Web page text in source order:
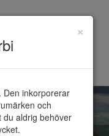
×
Den inkorporerar
och
du aldrig behöver